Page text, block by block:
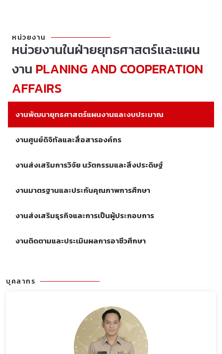
หน่วยงาน
หน่วยงานในฝ่ายยุทธศาสตร์และแผน
งาน PLANING AND COOPERATION
AFFAIRS
งานพัฒนายุทธศาสตร์แผนงานและงบประมาณ
งานศูนย์ดิจิทัลและสื่อสารองค์กร
งานส่งเสริมการวิจัย นวัตกรรมและสิ่งประดิษฐ์
งานมาตรฐานและประกันคุณภาพการศึกษา
งานส่งเสริมธุรกิจและการเป็นผู้ประกอบการ
งานติดตามและประเมินผลการอาชีวศึกษา
บุคลากร